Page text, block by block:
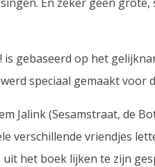
is gebaseerd op het
speciaal gemaakt voor
Jalink (Sesamstraat, de
verschillende vriendjes
het boek lijken te zijn